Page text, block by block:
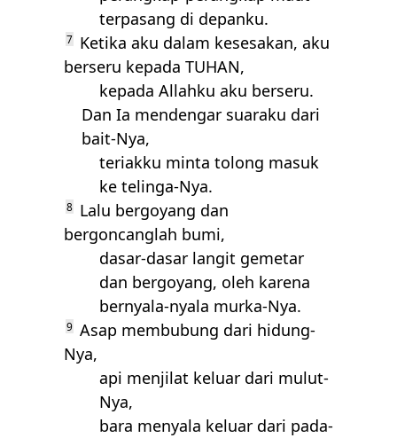
terpasang di depanku.
7 Ketika aku dalam kesesakan, aku
berseru kepada TUHAN,
kepada Allahku aku berseru.
Dan Ia mendengar suaraku dari
bait-Nya,
teriakku minta tolong masuk
ke telinga-Nya.
8 Lalu bergoyang dan
bergoncanglah bumi,
dasar-dasar langit gemetar
dan bergoyang, oleh karena
bernyala-nyala murka-Nya.
9 Asap membubung dari hidung-
Nya,
api menjilat keluar dari mulut-
Nya,
bara menyala keluar dari pada-